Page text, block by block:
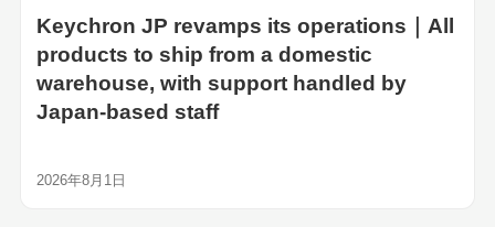
Keychron JP revamps its operations｜All
products to ship from a domestic
warehouse, with support handled by
Japan-based staff
2026年8月1日